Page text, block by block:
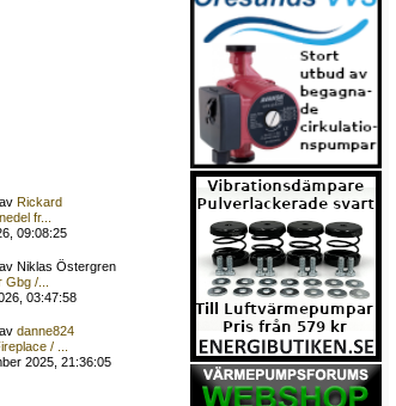
avRickard
fr...
09:08:25
av Niklas Östergren
/...
03:47:58
avdanne824
/ ...
2025, 21:36:05